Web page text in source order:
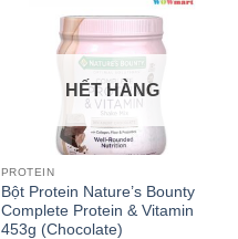
HẾT HÀNG
PROTEIN
Bột Protein Nature’s Bounty
Complete Protein & Vitamin
453g (Chocolate)